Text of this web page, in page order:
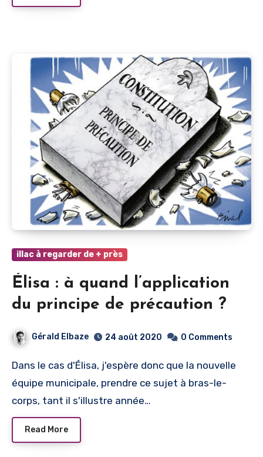
illac à regarder de + près
Élisa : à quand l’application
du principe de précaution ?
Gérald Elbaze 24 août 2020 0 Comments
Dans le cas d'Élisa, j'espère donc que la nouvelle
équipe municipale, prendre ce sujet à bras-le-
corps, tant il s'illustre année…
Read More